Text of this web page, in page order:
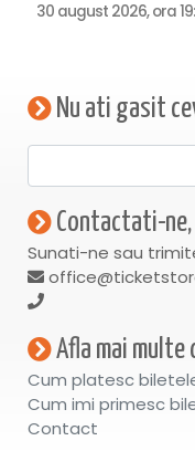
30 august 2026, ora
Nu ati gasit
Contactati-
Sunati-ne sau
Afla mai multe
Cum platesc
Cum imi primesc
Contact